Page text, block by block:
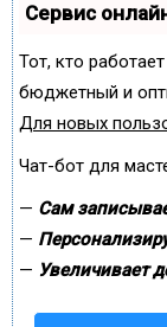
Сервис
Тот, кто
бюджетный и
Для новых
Чат-бот для
— Сам
—
— Увеличивает